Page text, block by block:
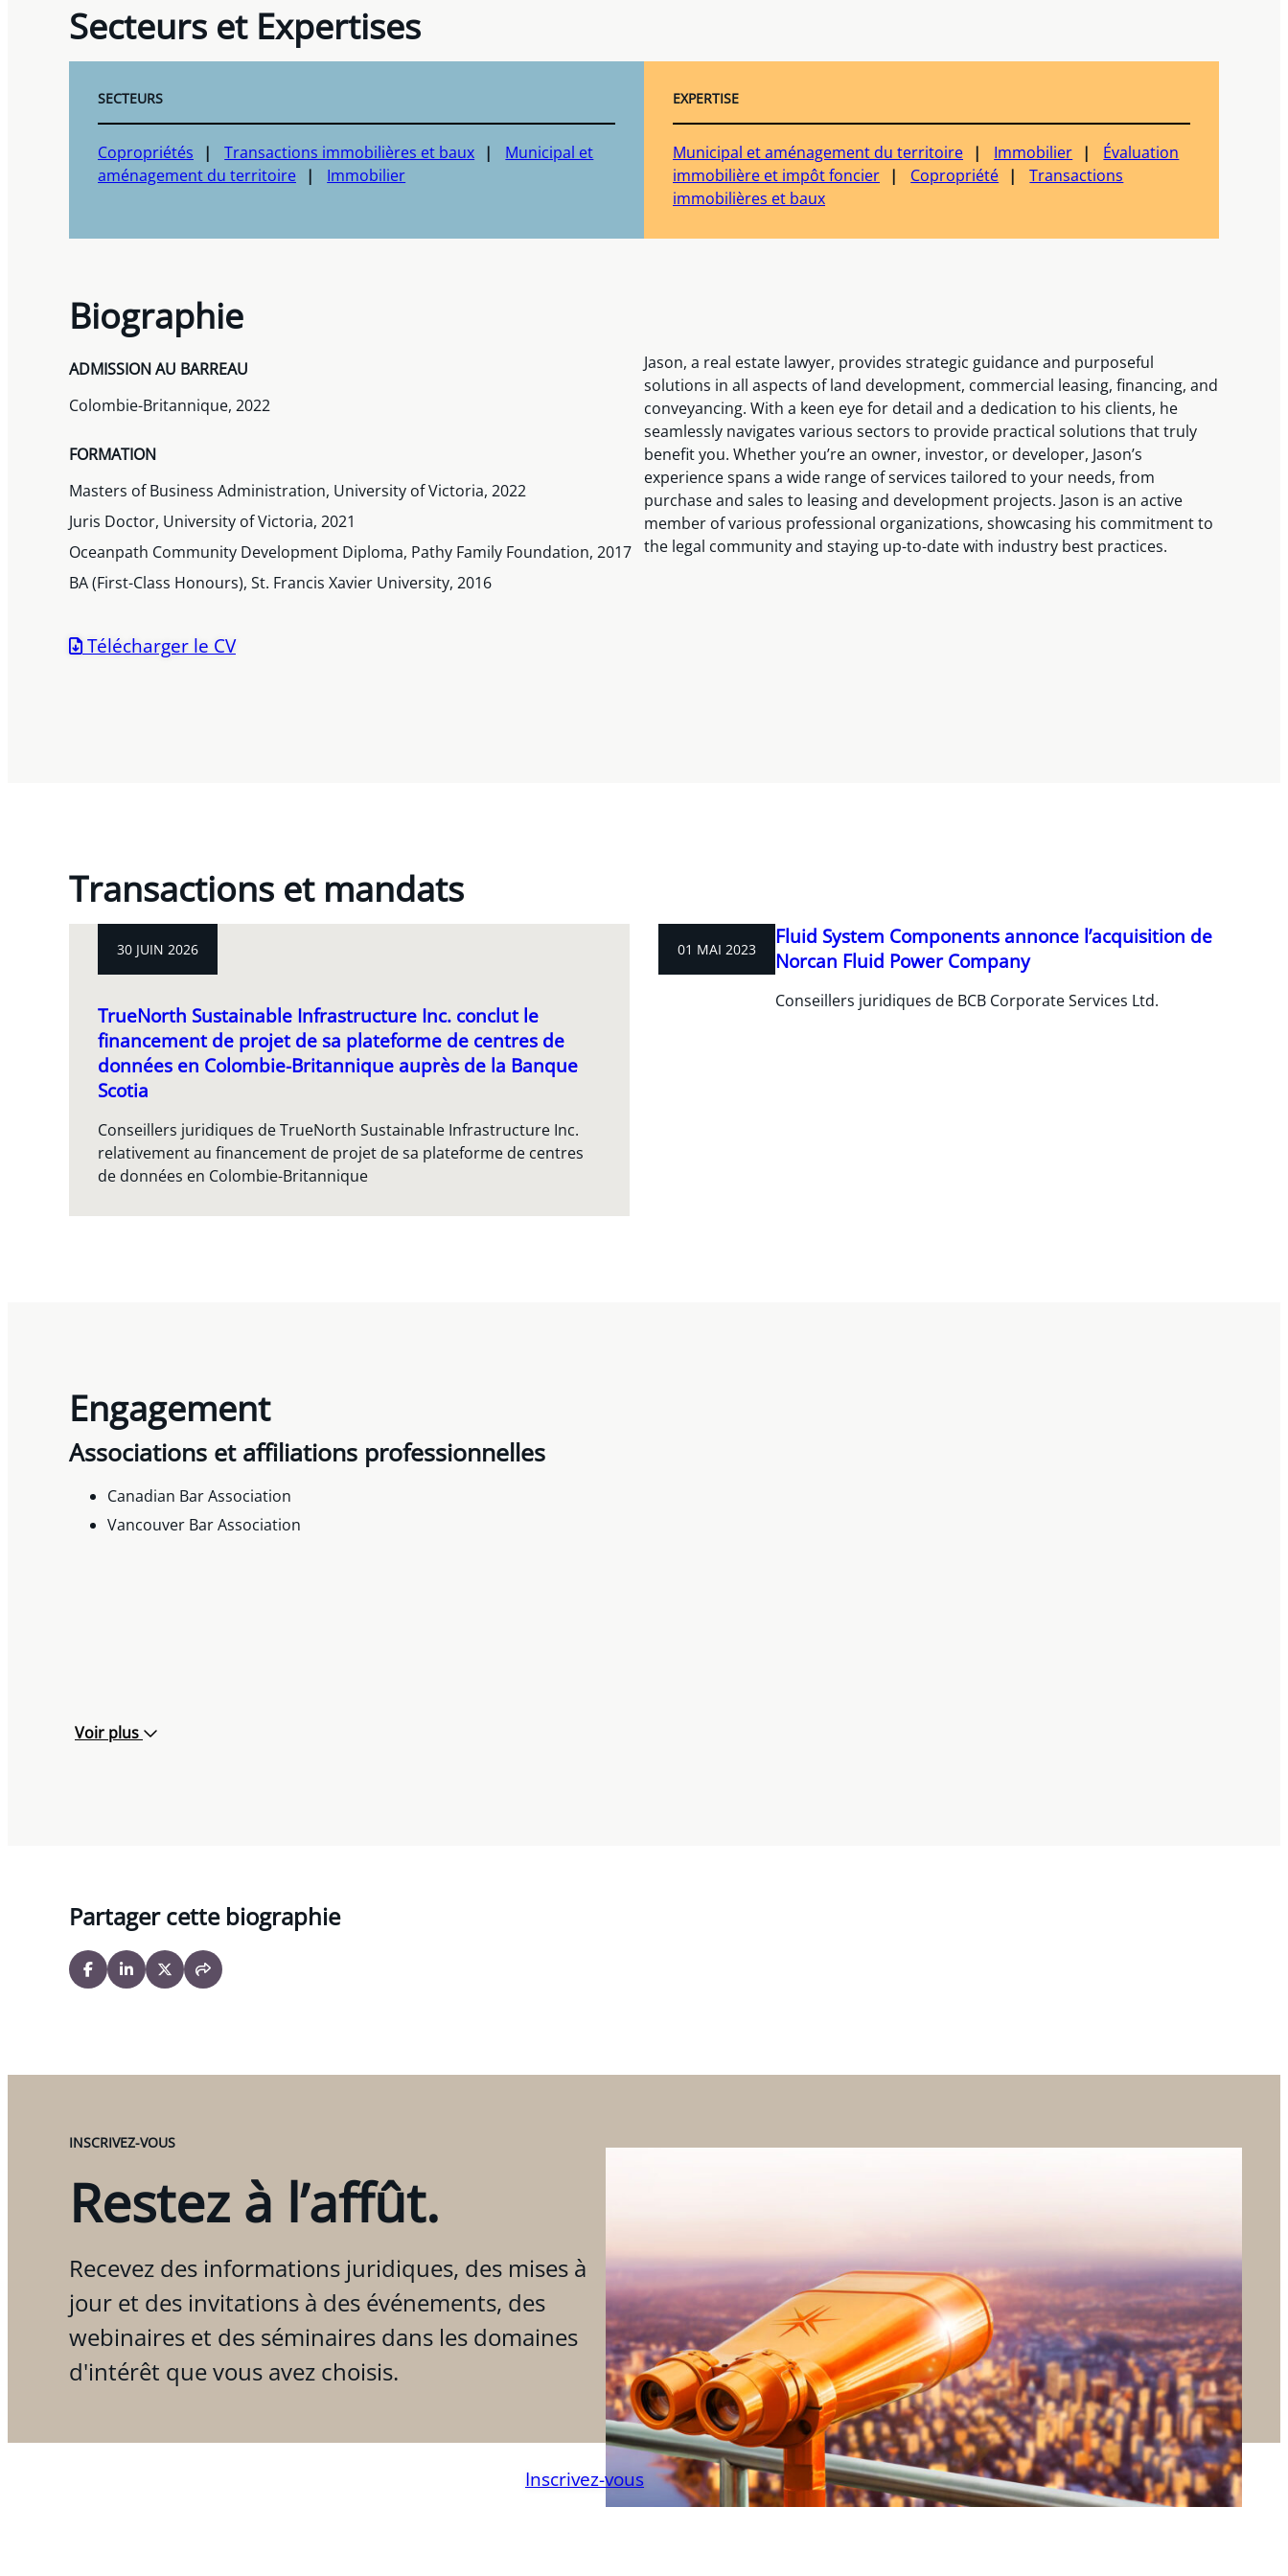
Secteurs et Expertises
SECTEURS
Copropriétés Transactions immobilières et baux
Municipal et
aménagement du territoire
Immobilier
EXPERTISE
Municipal et aménagement du territoire Immobilier
Évaluation
immobilière et impôt foncier
Copropriété
Transactions
immobilières et baux
Biographie
ADMISSION AU BARREAU
Colombie-Britannique, 2022
FORMATION
Masters of Business Administration, University of Victoria, 2022
Juris Doctor, University of Victoria, 2021
Oceanpath Community Development Diploma, Pathy Family Foundation, 2017
BA (First-Class Honours), St. Francis Xavier University, 2016
Télécharger le CV
Jason, a real estate lawyer, provides strategic guidance and purposeful
solutions in all aspects of land development, commercial leasing, financing, and
conveyancing. With a keen eye for detail and a dedication to his clients, he
seamlessly navigates various sectors to provide practical solutions that truly
benefit you. Whether you’re an owner, investor, or developer, Jason’s
experience spans a wide range of services tailored to your needs, from
purchase and sales to leasing and development projects. Jason is an active
member of various professional organizations, showcasing his commitment to
the legal community and staying up-to-date with industry best practices.
Transactions et mandats
30 JUIN 2026
TrueNorth Sustainable Infrastructure Inc. conclut le
financement de projet de sa plateforme de centres de
données en Colombie-Britannique auprès de la Banque
Scotia
Conseillers juridiques de TrueNorth Sustainable Infrastructure Inc.
relativement au financement de projet de sa plateforme de centres
de données en Colombie-Britannique
01 MAI 2023
Fluid System Components annonce l’acquisition de
Norcan Fluid Power Company
Conseillers juridiques de BCB Corporate Services Ltd.
Engagement
Associations et affiliations professionnelles
Canadian Bar Association
Vancouver Bar Association
Voir plus
Partager cette biographie
INSCRIVEZ-VOUS
Restez à l’affût.
Recevez des informations juridiques, des mises à
jour et des invitations à des événements, des
webinaires et des séminaires dans les domaines
d'intérêt que vous avez choisis.
Inscrivez-vous